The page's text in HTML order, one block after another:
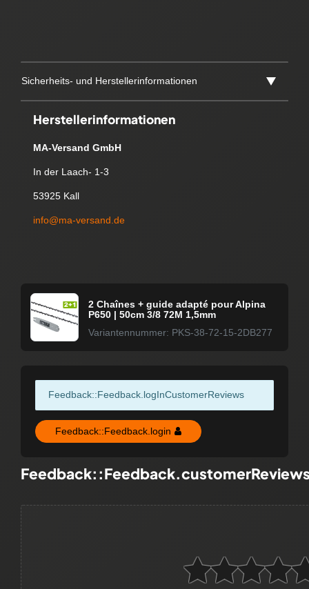
Sicherheits- und Herstellerinformationen
Herstellerinformationen
MA-Versand GmbH
In der Laach- 1-3
53925 Kall
info@ma-versand.de
2 Chaînes + guide adapté pour Alpina
P650 | 50cm 3/8 72M 1,5mm
Variantennummer: PKS-38-72-15-2DB277
Feedback::Feedback.logInCustomerReviews
Feedback::Feedback.login